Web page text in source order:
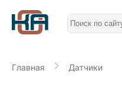
Главная Датчики